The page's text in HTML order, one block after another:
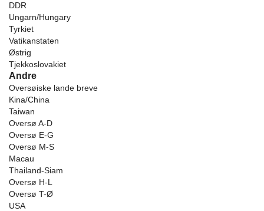
DDR
Ungarn/Hungary
Tyrkiet
Vatikanstaten
Østrig
Tjekkoslovakiet
Andre
Oversøiske lande breve
Kina/China
Taiwan
Oversø A-D
Oversø E-G
Oversø M-S
Macau
Thailand-Siam
Oversø H-L
Oversø T-Ø
USA